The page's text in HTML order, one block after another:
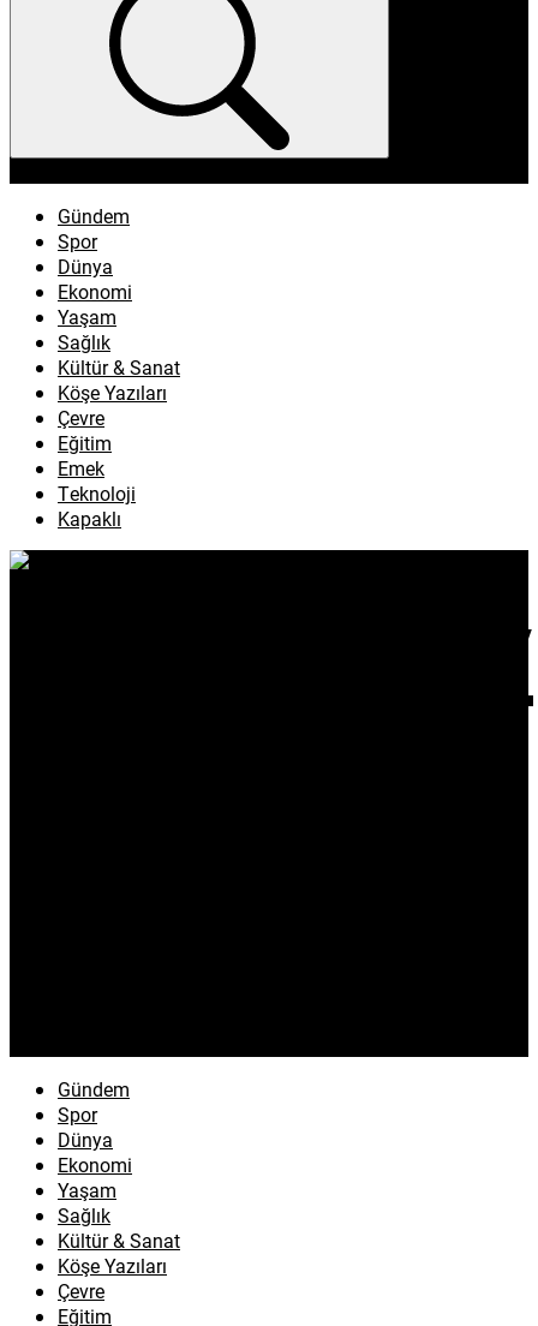
Gündem
Spor
Dünya
Ekonomi
Yaşam
Sağlık
Kültür & Sanat
Köşe Yazıları
Çevre
Eğitim
Emek
Teknoloji
Kapaklı
Gündem
Spor
Dünya
Ekonomi
Yaşam
Sağlık
Kültür & Sanat
Köşe Yazıları
Çevre
Eğitim